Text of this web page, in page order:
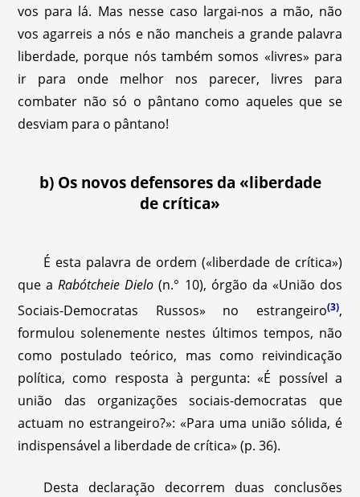
vos para lá. Mas nesse caso largai-nos a mão, não
vos agarreis a nós e não mancheis a grande palavra
liberdade, porque nós também somos «livres» para
ir para onde melhor nos parecer, livres para
combater não só o pântano como aqueles que se
desviam para o pântano!
b) Os novos defensores da «liberdade
de crítica»
É esta palavra de ordem («liberdade de crítica»)
que aRabótcheie Dielo (n.° 10), órgão da «União dos
Sociais-Democratas Russos» no estrangeiro(3),
formulou solenemente nestes últimos tempos, não
como postulado teórico, mas como reivindicação
política, como resposta à pergunta: «É possível a
união das organizações sociais-democratas que
actuam no estrangeiro?»: «Para uma união sólida, é
indispensável a liberdade de crítica» (p. 36).
Desta declaração decorrem duas conclusões